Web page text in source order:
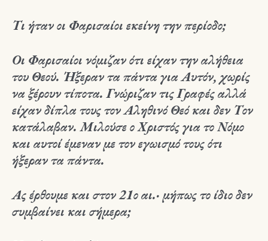
Τι ήταν οι Φαρισαίοι εκείνη την περίοδο;
Οι Φαρισαίοι νόμιζαν ότι είχαν την αλήθεια
του Θεού. Ήξεραν τα πάντα για Αυτόν, χωρίς
να ξέρουν τίποτα. Γνώριζαν τις Γραφές αλλά
είχαν δίπλα τους τον Αληθινό Θεό και δεν Τον
κατάλαβαν. Μιλούσε ο Χριστός για το Νόμο
και αυτοί έμεναν με τον εγωισμό τους ότι
ήξεραν τα πάντα.
Ας έρθουμε και στον 21ο αι.· μήπως το ίδιο δεν
συμβαίνει και σήμερα;